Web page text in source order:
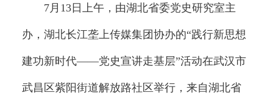
7月13日上午，由湖北省委党史研究室主
办，湖北长江垄上传媒集团协办的“践行新思想
建功新时代——党史宣讲走基层”活动在武汉市
武昌区紫阳街道解放路社区举行，来自湖北省